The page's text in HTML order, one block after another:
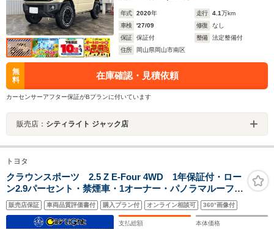
年式 2020年 走行 4.1万km
車検
'27/09 修復
なし
保証
保証付 整備
法定整備付
住所
岡山県岡山市南区
無
料
在庫確認・見積依頼
カーセンサーアフター保証がBプランに付いています
販売店： シティライト ジャック店
トヨタ
クラウンスポーツ 2.5 Z E-Four 4WD 1年保証付・ロー
ン2.9パーセント・禁煙車・1オーナー・パノラマルーフ・
モデリスタ・12型ナビ・TV・Bluetooth・パノラミック
ビューモニター・トヨタセーフティ・トヨタチームメイ
ト・ブラウンレザーシート・ドラレコ
販売店保証 車両品質評価書付 購入プラン付 オンライン相談可 360°画像付
支払総額 本体価格